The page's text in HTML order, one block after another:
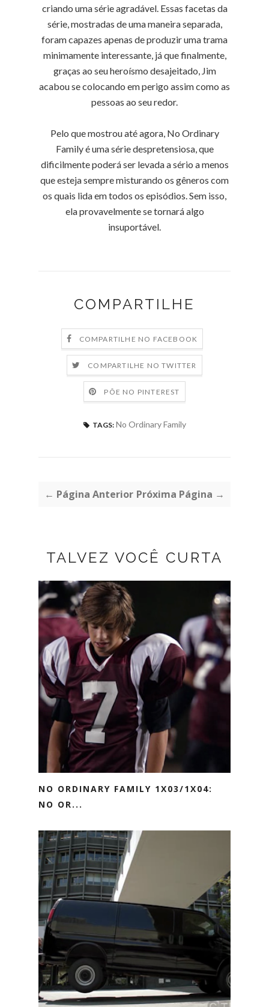
criando uma série agradável. Essas facetas da
série, mostradas de uma maneira separada,
foram capazes apenas de produzir uma trama
minimamente interessante, já que finalmente,
graças ao seu heroísmo desajeitado, Jim
acabou se colocando em perigo assim como as
pessoas ao seu redor.
Pelo que mostrou até agora, No Ordinary
Family é uma série despretensiosa, que
dificilmente poderá ser levada a sério a menos
que esteja sempre misturando os gêneros com
os quais lida em todos os episódios. Sem isso,
ela provavelmente se tornará algo
insuportável.
COMPARTILHE
COMPARTILHE NO FACEBOOK
COMPARTILHE NO TWITTER
PÕE NO PINTEREST
TAGS: No Ordinary Family
← Página Anterior Próxima Página →
TALVEZ VOCÊ CURTA
NO ORDINARY FAMILY 1X03/1X04:
NO OR...